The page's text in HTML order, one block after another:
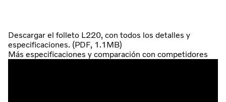
Descargar el folleto L220, con todos los detalles y
especificaciones. (PDF, 1.1MB)
Más especificaciones y comparación con competidores